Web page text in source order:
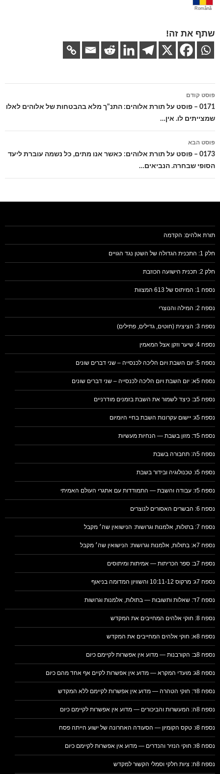
Română
שתף את זה!
ניווט
בפוסטים
פוסט קודם
0171 – פוסט על תורת אלוהים: התנ"ך מלא בהבטחות של אלוהים לאלו
שמצייתים לו. אין…
פוסט הבא
0173 – פוסט על תורת אלוהים: כאשר אנו מתים, כל נשמה עוברת ליעד
הסופי שבחרה. הנביאים…
תורת אלהים: הקדמה
חלק 1: התכנית הגדולה של השטן נגד הגויים
חלק 2: תכנית הישועה הכוזבת
נספח 1: המיתוס של 613 המצוות
נספח 2: המילה והנוצרי
נספח 3: הציצית (חוטים, גדילים, פתילים)
נספח 4: שיער וזקן אצל המאמין
נספח 5: יום השבת ויום הליכה לכנסייה – שני דברים שונים
נספח 5א: יום השבת ויום הליכה לכנסייה – שני דברים שונים
נספח 5ב: כיצד לשמור את השבת בזמנים מודרניים
נספח 5ג: יישום עקרונות השבת בחיי היומיום
נספח 5ד: מזון בשבת — הנחיות מעשיות
נספח 5ה: תחבורה בשבת
נספח 5ו: טכנולוגיה ובידור בשבת
נספח 5ז: עבודה והשבת — התמודדות עם אתגרי העולם האמיתי
נספח 6: הבשרים האסורים לנוצרים
נספח 7: בתולות, אלמנות וגרושות: הנישואין שה׳ מקבל
נספח 7א: בתולות, אלמנות וגרושות: הנישואין שה׳ מקבל
נספח 7ב: ספר הכריתות — אמיתות ומיתוסים
נספח 7ג: מרקוס 10:11-12 והשוויון המדומה בניאוף
נספח 7ד: שאלות ותשובות — בתולות, אלמנות וגרושות
נספח 8: חוקי אלהים המחייבים את המקדש
נספח 8א: חוקי אלהים המחייבים את המקדש
נספח 8ב: הקורבנות — מדוע אין אפשרות לקיימם כיום
נספח 8ג: מועדי המקרא — מדוע אין אפשרות לקיים אף אחד מהם כיום
נספח 8ד: חוקי הטהרה — מדוע אין אפשרות לקיימם ללא המקדש
נספח 8ה: המעשרות והביכורים — מדוע אין אפשרות לקיימם כיום
נספח 8ו: טקס הקומיון — הסעודה האחרונה של ישוע הייתה פסח
נספח 8ז: חוקי הנזיר והנדרים — מדוע אין אפשרות לקיימם כיום
נספח 8ח: ציות חלקי וסמלי הקשור למקדש